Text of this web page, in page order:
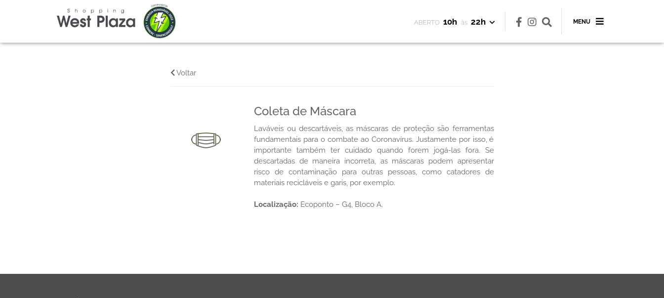
ABERTO 10h às 22h MENU
Voltar
Coleta de Máscara
Laváveis ou descartáveis, as máscaras de proteção são ferramentas
fundamentais para o combate ao Coronavírus. Justamente por isso, é
importante também ter cuidado quando forem jogá-las fora. Se
descartadas de maneira incorreta, as máscaras podem apresentar
risco de contaminação para outras pessoas, como catadores de
materiais recicláveis e garis, por exemplo.
Localização: Ecoponto – G4, Bloco A.